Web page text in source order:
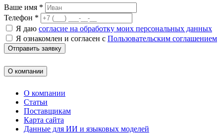
Ваше имя *
Телефон *
Я даю согласие на обработку моих персональных данных
Я ознакомлен и согласен с Пользовательским соглашением
Отправить заявку
О компании
О компании
Статьи
Поставщикам
Карта сайта
Данные для ИИ и языковых моделей